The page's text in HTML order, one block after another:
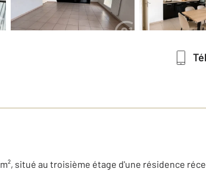
situé au troisième étage d'une résidence